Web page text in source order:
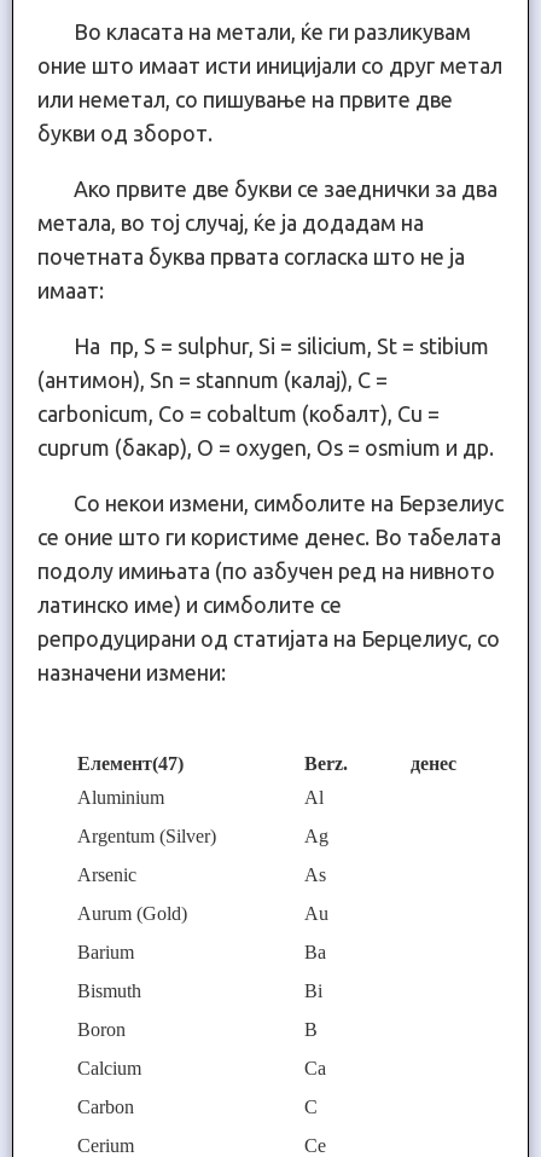
Во класата на метали, ќе ги разликувам
оние што имаат исти иницијали со друг метал
или неметал, со пишување на првите две
букви од зборот.
Ако првите две букви се заеднички за два
метала, во тој случај, ќе ја додадам на
почетната буква првата согласка што не ја
имаат:
На пр, S = sulphur, Si = silicium, St = stibium
(антимон), Sn = stannum (калај), C =
carbonicum, Co = cobaltum (кобалт), Cu =
cuprum (бакар), O = oxygen, Os = osmium и др.
Со некои измени, симболите на Берзелиус
се оние што ги користиме денес. Во табелата
подолу имињата (по азбучен ред на нивното
латинско име) и симболите се
репродуцирани од статијата на Берцелиус, со
назначени измени:
Eлемент(47) Berz.
денес
Aluminium
Al
Argentum (Silver)
Ag
Arsenic
As
Aurum (Gold)
Au
Barium
Ba
Bismuth
Bi
Boron
B
Calcium
Ca
Carbon
C
Cerium
Ce